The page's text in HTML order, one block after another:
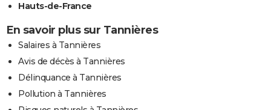
Hauts-de-France
En savoir plus sur Tannières
Salaires à Tannières
Avis de décès à Tannières
Délinquance à Tannières
Pollution à Tannières